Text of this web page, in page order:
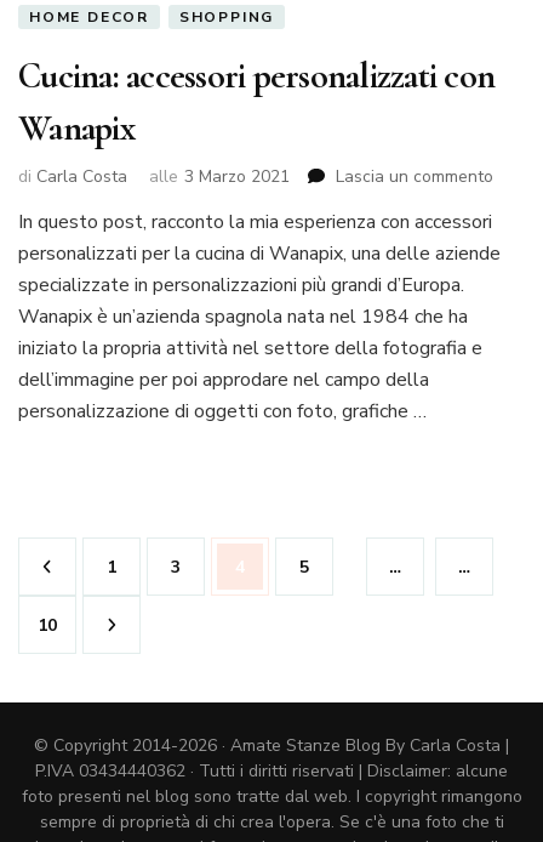
HOME DECOR SHOPPING
Cucina: accessori personalizzati con
Wanapix
di Carla Costa alle 3 Marzo 2021 Lascia un commento
In questo post, racconto la mia esperienza con accessori
personalizzati per la cucina di Wanapix, una delle aziende
specializzate in personalizzazioni più grandi d’Europa.
Wanapix è un’azienda spagnola nata nel 1984 che ha
iniziato la propria attività nel settore della fotografia e
dell’immagine per poi approdare nel campo della
personalizzazione di oggetti con foto, grafiche …
Paginazione
degli
articoli
Pagina
1 …
Pagina
3 Pagina
4 Pagina
5 …
Pagina
10
© Copyright 2014-2026 · Amate Stanze Blog By Carla Costa |
P.IVA 03434440362 · Tutti i diritti riservati | Disclaimer: alcune
foto presenti nel blog sono tratte dal web. I copyright rimangono
sempre di proprietà di chi crea l'opera. Se c'è una foto che ti